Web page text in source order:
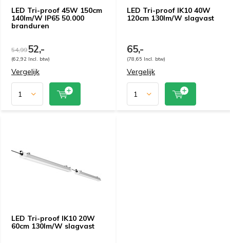
LED Tri-proof 45W 150cm
140lm/W IP65 50.000
branduren
54,9952,-
(62,92 Incl. btw)
Vergelijk
LED Tri-proof IK10 40W
120cm 130lm/W slagvast
65,-
(78,65 Incl. btw)
Vergelijk
LED Tri-proof IK10 20W
60cm 130lm/W slagvast